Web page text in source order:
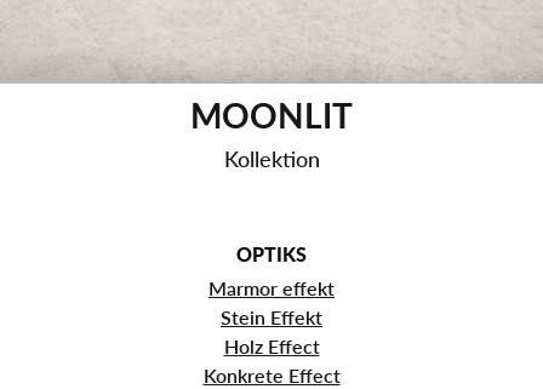
MOONLIT
Kollektion
OPTIKS
Marmor effekt
Stein Effekt
Holz Effect
Konkrete Effect